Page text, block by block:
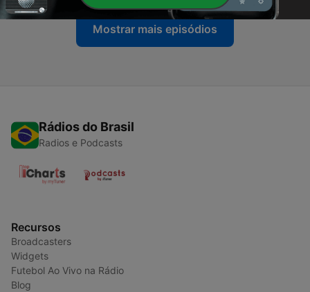
Mostrar mais episódios
Rádios do Brasil
Radios e Podcasts
Recursos
Broadcasters
Widgets
Futebol Ao Vivo na Rádio
Blog